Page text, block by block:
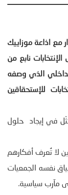
مع اذاعة موزاييك
تأجيل الإنتخابات نابع من
الذي وصفه
للإستحقاقين
في إيجاد حلول
لا تُعرف أفكارهم
نفسه الجمعيات
مآرب سياسية.